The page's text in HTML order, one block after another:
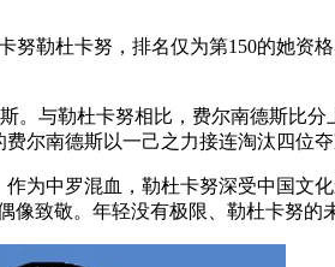
努勒杜卡努，排名仅为第150的她
。与勒杜卡努相比，费尔南德斯比
尔南德斯以一己之力接连淘汰四位夺
为中罗混血，勒杜卡努深受中国文
致敬。年轻没有极限、勒杜卡努的